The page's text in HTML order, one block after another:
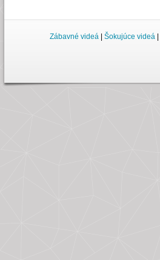
Zábavné videá | Šokujúce videá |